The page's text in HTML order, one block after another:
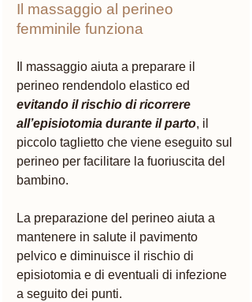
Il massaggio al perineo
femminile funziona
Il massaggio aiuta a preparare il
perineo rendendolo elastico ed
evitando il rischio di ricorrere
all’episiotomia durante il parto, il
piccolo taglietto che viene eseguito sul
perineo per facilitare la fuoriuscita del
bambino.
La preparazione del perineo aiuta a
mantenere in salute il pavimento
pelvico e diminuisce il rischio di
episiotomia e di eventuali di infezione
a seguito dei punti.